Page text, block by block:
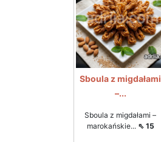
Sboula z migdałami
–...
Sboula z migdałami –
marokańskie... ⇖ 15